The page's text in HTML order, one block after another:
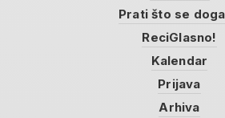
Prati što se
ReciGlasno!
Kalendar
Prijava
Arhiva